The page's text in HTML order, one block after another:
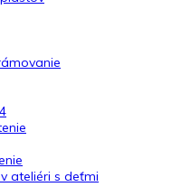
ateliéri s deťmi